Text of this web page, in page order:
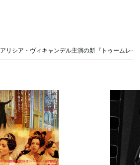
アリシア・ヴィキャンデル主演の新『トゥームレイ